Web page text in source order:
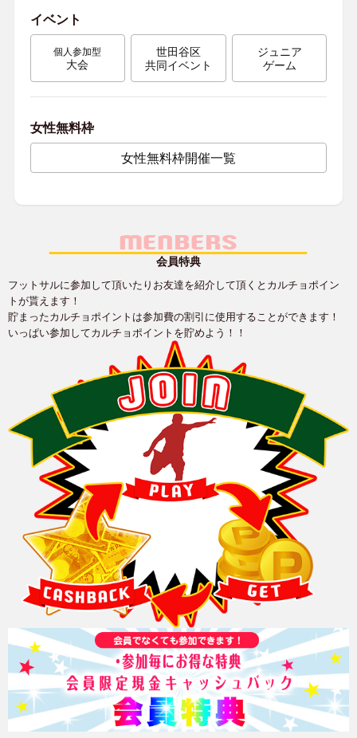
イベント
個人参加型
大会
世田谷区
共同イベント
ジュニア
ゲーム
女性無料枠
女性無料枠開催一覧
MENBERS
会員特典
フットサルに参加して頂いたりお友達を紹介して頂くとカルチョポイン
トが貰えます！
貯まったカルチョポイントは参加費の割引に使用することができます！
いっぱい参加してカルチョポイントを貯めよう！！